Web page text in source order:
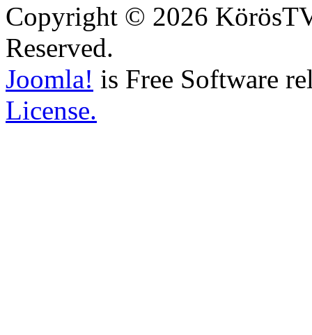
Copyright © 2026
Reserved.
Joomla! is Free Software
License.